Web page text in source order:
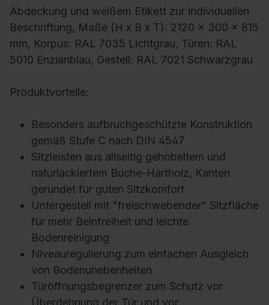
Abdeckung und weißem Etikett zur individuellen
Beschriftung, Maße (H x B x T): 2120 x 300 x 815
mm, Korpus: RAL 7035 Lichtgrau, Türen: RAL
5010 Enzianblau, Gestell: RAL 7021 Schwarzgrau
Produktvorteile:
Besonders aufbruchgeschützte Konstruktion
gemäß Stufe C nach DIN 4547
Sitzleisten aus allseitig gehobeltem und
naturlackiertem Buche-Hartholz, Kanten
gerundet für guten Sitzkomfort
Untergestell mit "freischwebender" Sitzfläche
für mehr Beinfreiheit und leichte
Bodenreinigung
Niveauregulierung zum einfachen Ausgleich
von Bodenunebenheiten
Türöffnungsbegrenzer zum Schutz vor
Überdehnung der Tür und vor